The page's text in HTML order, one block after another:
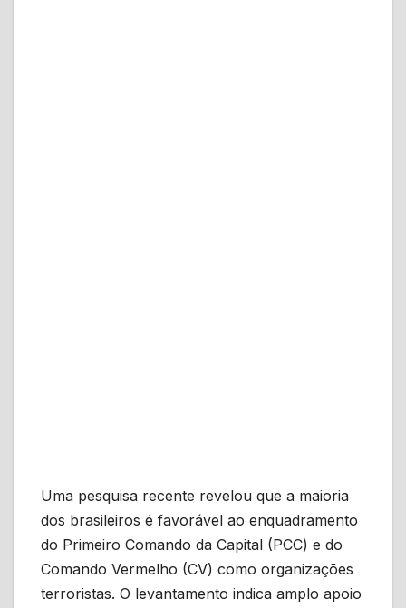
Uma pesquisa recente revelou que a maioria
dos brasileiros é favorável ao enquadramento
do Primeiro Comando da Capital (PCC) e do
Comando Vermelho (CV) como organizações
terroristas. O levantamento indica amplo apoio